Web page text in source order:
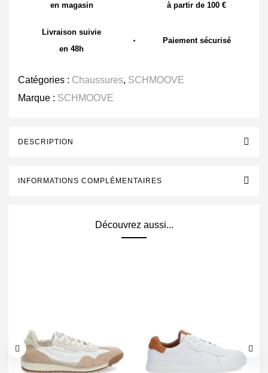
en magasin
à partir de 100 €
Livraison suivie
en 48h
Paiement sécurisé
Catégories : Chaussures, SCHMOOVE
Marque : SCHMOOVE
DESCRIPTION
INFORMATIONS COMPLÉMENTAIRES
Découvrez aussi...